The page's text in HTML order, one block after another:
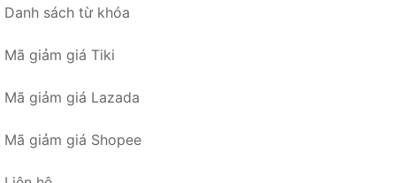
Danh sách từ khóa
Mã giảm giá Tiki
Mã giảm giá Lazada
Mã giảm giá Shopee